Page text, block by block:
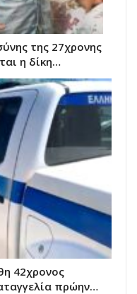
της 27χρονης
η δίκη…
42χρονος
πρώην…